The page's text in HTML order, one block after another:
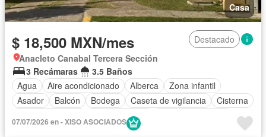
Casa
$ 18,500 MXN/mes
Destacado
Anacleto Canabal Tercera Sección
3 Recámaras
3.5 Baños
Agua
Aire acondicionado Alberca
Zona infantil
Asador
Balcón Bodega Caseta de vigilancia
Cisterna
Cocina integral
Recámara con closet
07/07/2026 en - XISO ASOCIADOS